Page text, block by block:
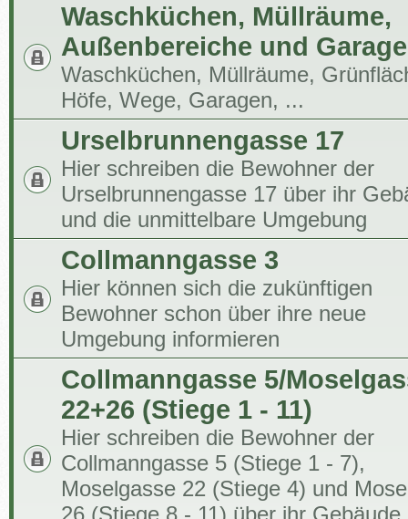
Waschküchen, Müllräume,
Außenbereiche und
Waschküchen, Müllräume,
Höfe, Wege, Garagen, ...
Urselbrunnengasse 17
Hier schreiben die Bewohner der
Urselbrunnengasse 17 über ihr
und die unmittelbare Umgebung
Collmanngasse 3
Hier können sich die zukünftigen
Bewohner schon über ihre neue
Umgebung informieren
Collmanngasse 5/
22+26 (Stiege 1 - 11)
Hier schreiben die Bewohner der
Collmanngasse 5 (Stiege 1 - 7),
Moselgasse 22 (Stiege 4) und
26 (Stiege 8 - 11) über ihr Gebäude